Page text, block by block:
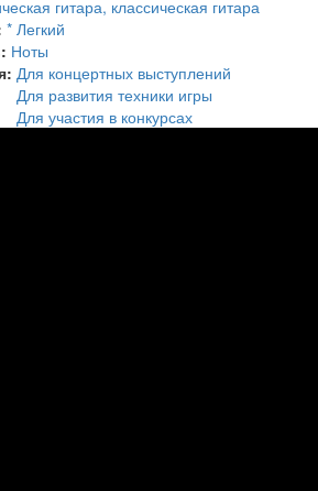
гитара, классическая гитара
* Легкий
Ноты
Для концертных выступлений
Для развития техники игры
Для участия в конкурсах